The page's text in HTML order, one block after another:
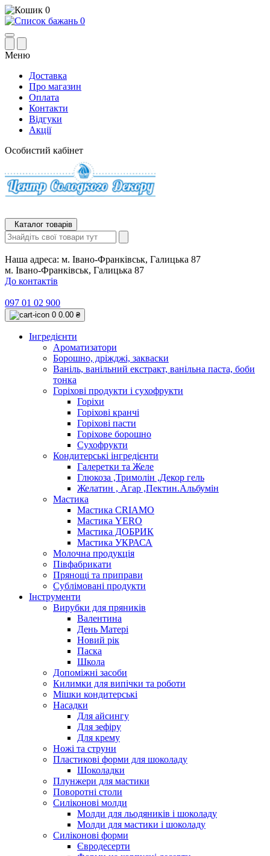
0
0
Меню
Доставка
Про магазин
Оплата
Контакти
Відгуки
Акції
Особистий кабінет
Каталог товарів
Наша адреса: м. Івано-Франківськ, Галицька 87
м. Івано-Франківськ, Галицька 87
До контактів
097 01 02 900
0 0.00 ₴
Інгредієнти
Ароматизатори
Борошно, дріжджі, закваски
Ваніль, ванільний екстракт, ванільна паста, боби
тонка
Горіхові продукти і сухофрукти
Горіхи
Горіхові кранчі
Горіхові пасти
Горіхове борошно
Сухофрукти
Кондитерські інгредієнти
Галеретки та Желе
Глюкоза ,Тримолін ,Декор гель
Желатин , Агар ,Пектин.Альбумін
Мастика
Мастика CRIAMO
Мастика YERO
Мастика ДОБРИК
Мастика УКРАСА
Молочна продукція
Півфабрикати
Прянощі та приправи
Сублімовані продукти
Інструменти
Вирубки для пряників
Валентина
День Матері
Новий рік
Паска
Школа
Допоміжні засоби
Килимки для випічки та роботи
Мішки кондитерські
Насадки
Для айсингу
Для зефіру
Для крему
Ножі та струни
Пластикові форми для шоколаду
Шоколадки
Плунжери для мастики
Поворотні столи
Силіконові молди
Молди для льодяників і шоколаду
Молди для мастики і шоколаду
Силіконові форми
Євродесерти